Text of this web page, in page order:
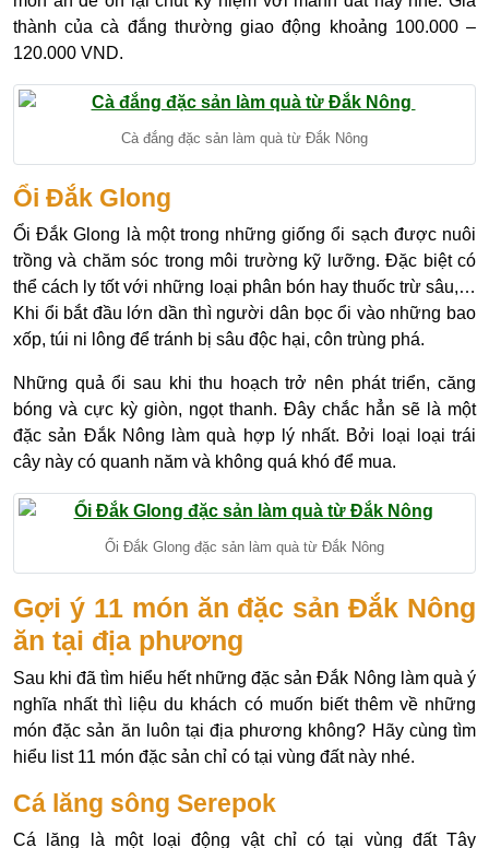
thành của cà đắng thường giao động khoảng 100.000 –
120.000 VND.
Cà đắng đặc sản làm quà từ Đắk Nông
Ổi Đắk Glong
Ổi Đắk Glong là một trong những giống ổi sạch được nuôi
trồng và chăm sóc trong môi trường kỹ lưỡng. Đặc biệt có
thể cách ly tốt với những loại phân bón hay thuốc trừ sâu,…
Khi ổi bắt đầu lớn dần thì người dân bọc ổi vào những bao
xốp, túi ni lông để tránh bị sâu độc hại, côn trùng phá.
Những quả ổi sau khi thu hoạch trở nên phát triển, căng
bóng và cực kỳ giòn, ngọt thanh. Đây chắc hẳn sẽ là một
đặc sản Đắk Nông làm quà hợp lý nhất. Bởi loại loại trái
cây này có quanh năm và không quá khó để mua.
Ổi Đắk Glong đặc sản làm quà từ Đắk Nông
Gợi ý 11 món ăn đặc sản Đắk Nông
ăn tại địa phương
Sau khi đã tìm hiểu hết những đặc sản Đắk Nông làm quà ý
nghĩa nhất thì liệu du khách có muốn biết thêm về những
món đặc sản ăn luôn tại địa phương không? Hãy cùng tìm
hiểu list 11 món đặc sản chỉ có tại vùng đất này nhé.
Cá lăng sông Serepok
Cá lăng là một loại động vật chỉ có tại vùng đất Tây